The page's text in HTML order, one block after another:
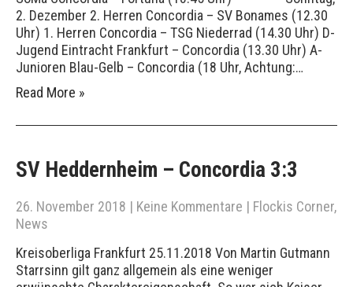
2. Dezember 2. Herren Concordia – SV Bonames (12.30
Uhr) 1. Herren Concordia – TSG Niederrad (14.30 Uhr) D-
Jugend Eintracht Frankfurt – Concordia (13.30 Uhr) A-
Junioren Blau-Gelb – Concordia (18 Uhr, Achtung:…
Read More »
SV Heddernheim – Concordia 3:3
26. November 2018 | Keine Kommentare | Flockis Corner,
News
Kreisoberliga Frankfurt 25.11.2018 Von Martin Gutmann
Starrsinn gilt ganz allgemein als eine weniger